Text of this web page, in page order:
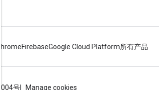
ChromeFirebaseGoogle Cloud Platform所有产品
号 Manage cookies